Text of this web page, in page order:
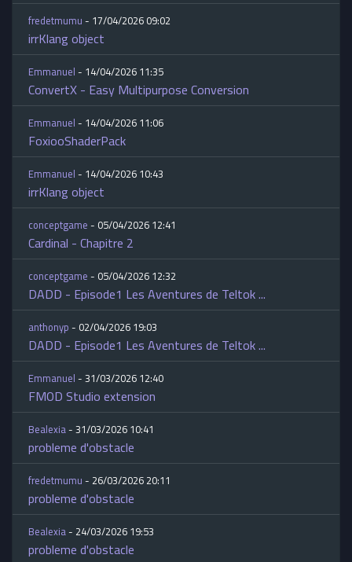
fredetmumu- 17/04/2026 09:02
irrKlang object
Emmanuel- 14/04/2026 11:35
ConvertX - Easy Multipurpose Conversion
Emmanuel- 14/04/2026 11:06
FoxiooShaderPack
Emmanuel- 14/04/2026 10:43
irrKlang object
conceptgame- 05/04/2026 12:41
Cardinal - Chapitre 2
conceptgame- 05/04/2026 12:32
DADD - Episode1 Les Aventures de Teltok ...
anthonyp- 02/04/2026 19:03
DADD - Episode1 Les Aventures de Teltok ...
Emmanuel- 31/03/2026 12:40
FMOD Studio extension
Bealexia- 31/03/2026 10:41
probleme d'obstacle
fredetmumu- 26/03/2026 20:11
probleme d'obstacle
Bealexia- 24/03/2026 19:53
probleme d'obstacle